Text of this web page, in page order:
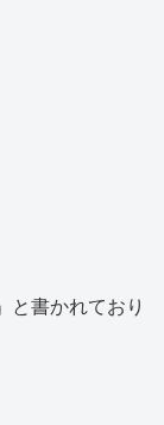
と書かれており